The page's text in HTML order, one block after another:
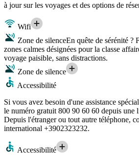
à jour sur les voyages et des options de
Wifi
Zone de silenceEn quête de sérénité ?
zones calmes désignées pour la classe
voyage paisible, sans distractions.
Zone de silence
Accessibilité
Si vous avez besoin d'une assistance
le numéro gratuit 800 90 60 60 depuis une
Depuis l'étranger ou tout autre téléphone,
international +3902323232.
Accessibilité